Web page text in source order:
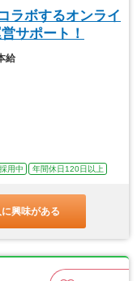
ラボするオンライ
サポート！
給
用中 年間休日120日以上
興味がある